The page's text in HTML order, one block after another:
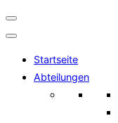
Navigation
umschalten
Startseite
Abteilungen